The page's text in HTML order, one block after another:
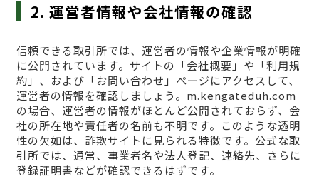
2. 運営者情報や会社情報の確認
信頼できる取引所では、運営者の情報や企業情報が明確
に公開されています。サイトの「会社概要」や「利用規
約」、および「お問い合わせ」ページにアクセスして、
運営者の情報を確認しましょう。m.kengateduh.com
の場合、運営者の情報がほとんど公開されておらず、会
社の所在地や責任者の名前も不明です。このような透明
性の欠如は、詐欺サイトに見られる特徴です。公式な取
引所では、通常、事業者名や法人登記、連絡先、さらに
登録証明書などが確認できるはずです。